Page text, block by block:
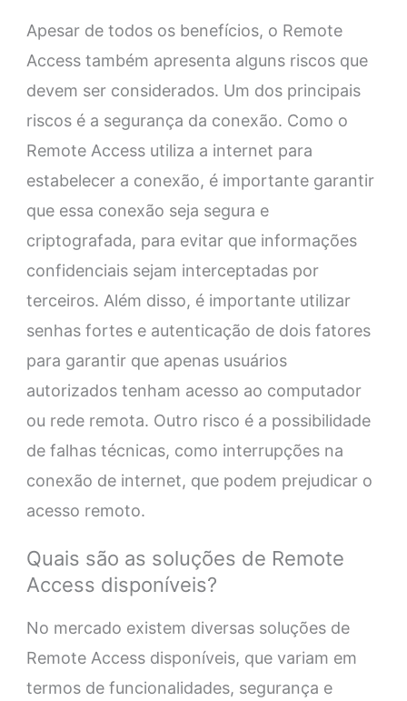
Apesar de todos os benefícios, o Remote
Access também apresenta alguns riscos que
devem ser considerados. Um dos principais
riscos é a segurança da conexão. Como o
Remote Access utiliza a internet para
estabelecer a conexão, é importante garantir
que essa conexão seja segura e
criptografada, para evitar que informações
confidenciais sejam interceptadas por
terceiros. Além disso, é importante utilizar
senhas fortes e autenticação de dois fatores
para garantir que apenas usuários
autorizados tenham acesso ao computador
ou rede remota. Outro risco é a possibilidade
de falhas técnicas, como interrupções na
conexão de internet, que podem prejudicar o
acesso remoto.
Quais são as soluções de Remote
Access disponíveis?
No mercado existem diversas soluções de
Remote Access disponíveis, que variam em
termos de funcionalidades, segurança e